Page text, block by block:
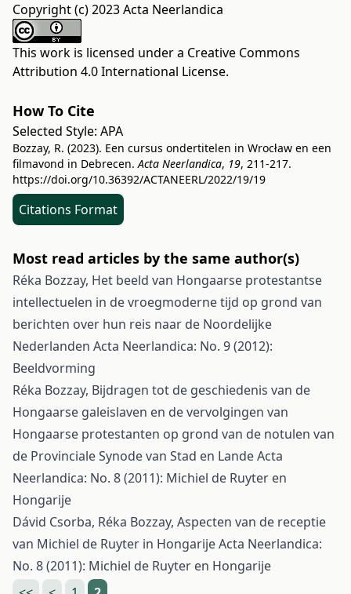
Copyright (c) 2023 Acta Neerlandica
This work is licensed under a Creative Commons
Attribution 4.0 International License.
How To Cite
Selected Style: APA
Bozzay, R. (2023). Een cursus ondertitelen in Wrocław en een
filmavond in Debrecen.Acta Neerlandica, 19, 211-217.
https://doi.org/10.36392/ACTANEERL/2022/19/19
Citations Format
Most read articles by the same author(s)
Réka Bozzay, Het beeld van Hongaarse protestantse
intellectuelen in de vroegmoderne tijd op grond van
berichten over hun reis naar de Noordelijke
Nederlanden Acta Neerlandica: No. 9 (2012):
Beeldvorming
Réka Bozzay, Bijdragen tot de geschiedenis van de
Hongaarse galeislaven en de vervolgingen van
Hongaarse protestanten op grond van de notulen van
de Provinciale Synode van Stad en LandeActa
Neerlandica: No. 8 (2011): Michiel de Ruyter en
Hongarije
Dávid Csorba, Réka Bozzay, Aspecten van de receptie
van Michiel de Ruyter in HongarijeActa Neerlandica:
No. 8 (2011): Michiel de Ruyter en Hongarije